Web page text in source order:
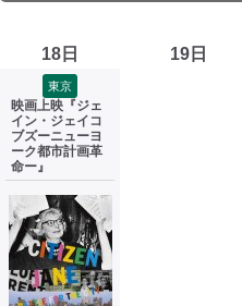
18日
東京
映画上映『ジェ
イン・ジェイコ
ブズーニューヨ
ーク都市計画革
命ー』
19日